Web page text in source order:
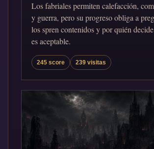
Los fabriales permiten calefacción,
y guerra, pero su progreso obliga a
los spren contenidos y por quién
es aceptable.
245 score 239 visitas